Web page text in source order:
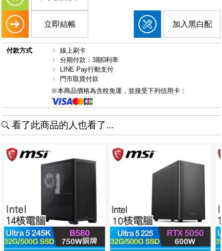
立即結帳 加入黑白配
付款方式
線上刷卡
分期付款：3期0利率
LINE Pay行動支付
門市取貨付款
※本商品價格為含稅免運，並接受下列信用卡：
看了此商品的人也看了...